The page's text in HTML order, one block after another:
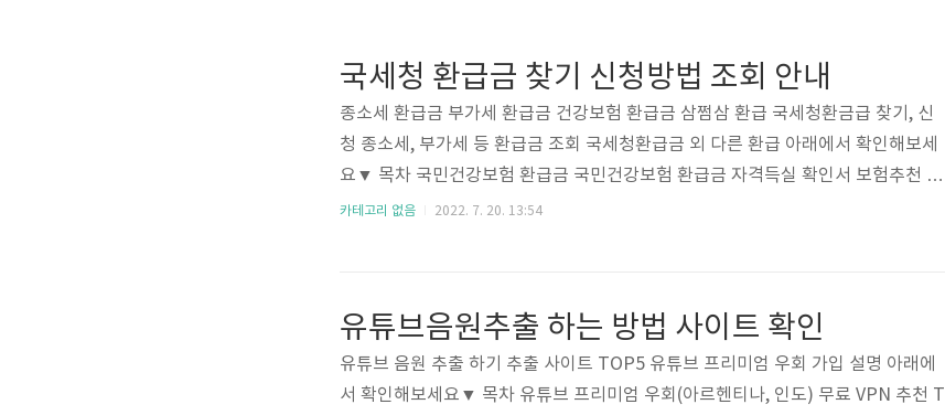
국세청 환급금 찾기 신청방법 조회 안내
종소세 환급금 부가세 환급금 건강보험 환급금 삼쩜삼 환급 국세청환금급 찾기, 신
청 종소세, 부가세 등 환급금 조회 국세청환급금 외 다른 환급 아래에서 확인해보세
요▼ 목차 국민건강보험 환급금 국민건강보험 환급금 자격득실 확인서 보험추천 건
강 보험료 국민건강보험 환급금 국민건강보험 환급금 조회 신청 방법 저는 34,300
은 부가가치세, 종합소득세 환급금과 근로(자녀)장려금 환급금 등의 미수령 환급금
이 무려 1,434억 원에 달한다고 밝혔습니다. 환급금을 찾아가지..
카테고리 없음 2022. 7. 20. 13:54
유튜브음원추출 하는 방법 사이트 확인
유튜브 음원 추출 하기 추출 사이트 TOP5 유튜브 프리미엄 우회 가입 설명 아래에
서 확인해보세요▼ 목차 유튜브 프리미엄 우회(아르헨티나, 인도) 무료 VPN 추천 T